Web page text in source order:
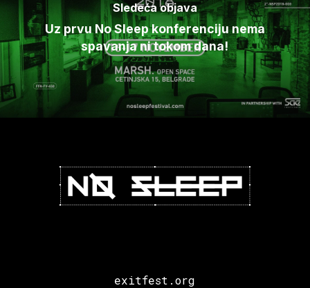
Sledeća objava
Uz prvu No Sleep konferenciju nema
spavanja ni tokom dana!
exitfest.org